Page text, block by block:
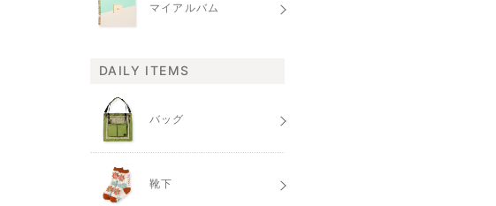
マイアルバム
DAILY ITEMS
バッグ
靴下